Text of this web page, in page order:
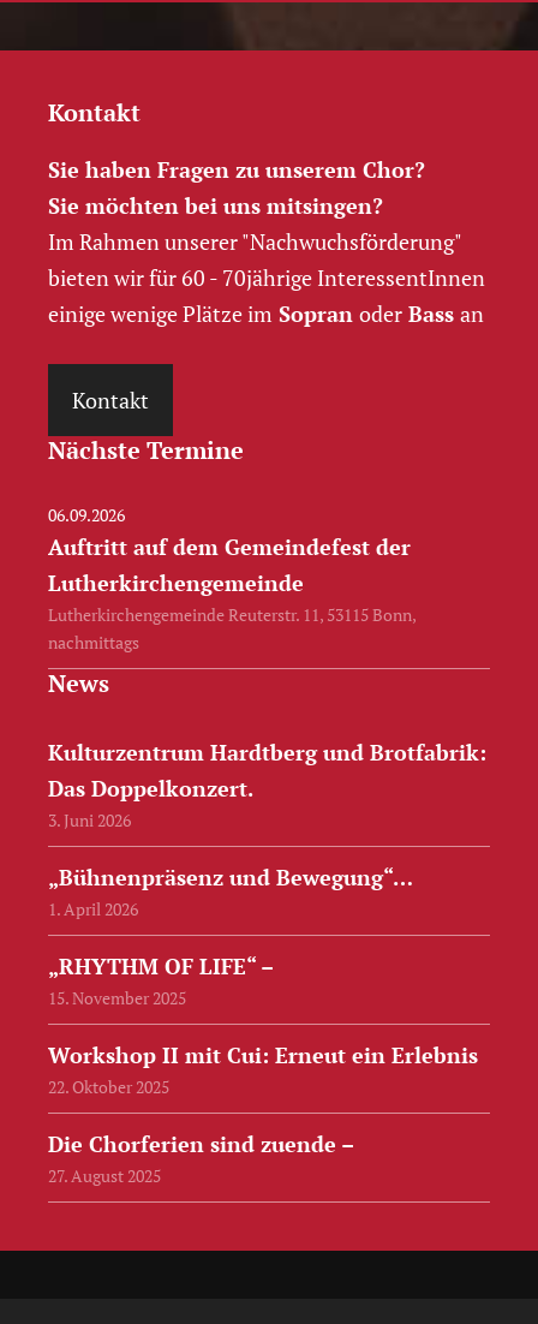
Kontakt
Sie haben Fragen zu unserem Chor?
Sie möchten bei uns mitsingen?
Im Rahmen unserer "Nachwuchs­förderung"
bieten wir für 60 - 70jährige InteressentInnen
einige wenige Plätze im Sopran oder Bass an
Kontakt
Nächste Termine
06.09.2026
Auftritt auf dem Gemeindefest der
Lutherkirchengemeinde
Lutherkirchengemeinde Reuterstr. 11, 53115 Bonn,
nachmittags
News
Kulturzentrum Hardtberg und Brotfabrik:
Das Doppelkonzert.
3. Juni 2026
„Bühnenpräsenz und Bewegung“…
1. April 2026
„RHYTHM OF LIFE“ –
15. November 2025
Workshop II mit Cui: Erneut ein Erlebnis
22. Oktober 2025
Die Chorferien sind zuende –
27. August 2025